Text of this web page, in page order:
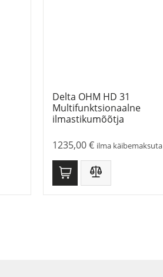
Delta OHM HD 31
Multifunktsionaalne
ilmastikumõõtja
1235,00€ ilma käibemaksuta